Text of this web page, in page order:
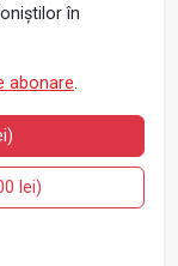
în
abonare.
lei)